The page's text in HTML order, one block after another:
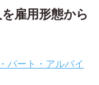
雇用形態から
パート・アルバイ